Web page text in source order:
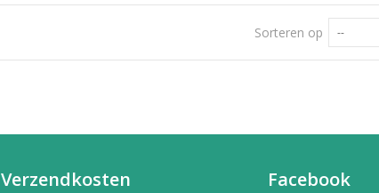
Sorteren op --
Verzendkosten Facebook